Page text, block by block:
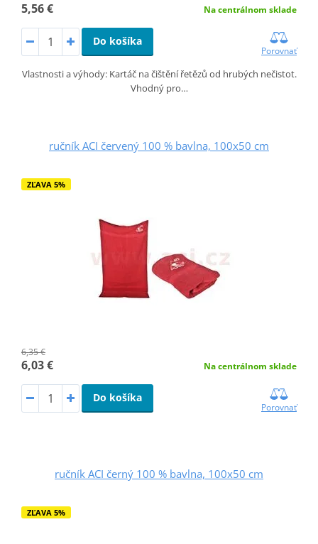
5,56 € Na centrálnom sklade
Do košíka
Porovnať
Vlastnosti a výhody: Kartáč na čištění řetězů od hrubých nečistot.
Vhodný pro…
ručník ACI červený 100 % bavlna, 100x50 cm
ZĽAVA 5%
6,35 €
6,03 € Na centrálnom sklade
Do košíka
Porovnať
ručník ACI černý 100 % bavlna, 100x50 cm
ZĽAVA 5%